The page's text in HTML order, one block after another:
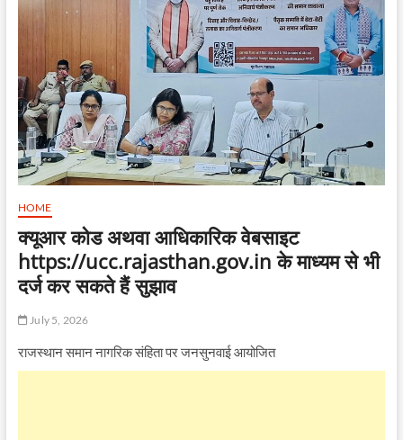
HOME
क्यूआर कोड अथवा आधिकारिक वेबसाइट
https://ucc.rajasthan.gov.in के माध्यम से भी
दर्ज कर सकते हैं सुझाव
July 5, 2026
राजस्थान समान नागरिक संहिता पर जनसुनवाई आयोजित